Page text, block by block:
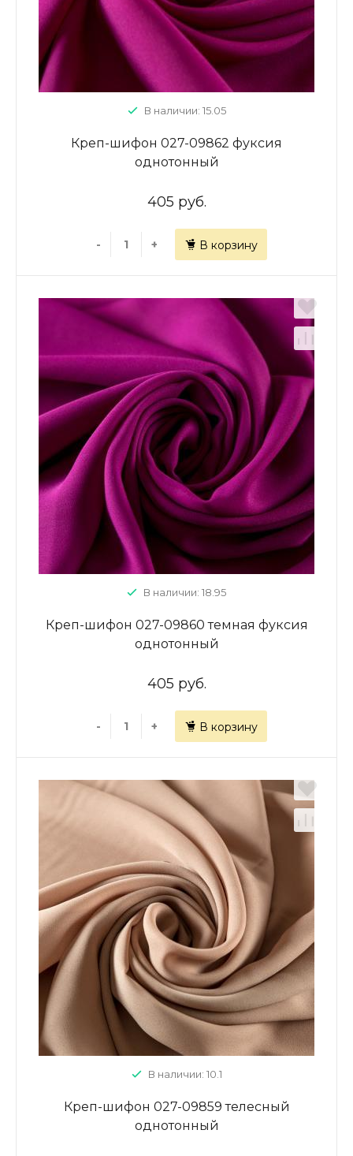
В наличии: 15.05
Креп-шифон 027-09862 фуксия
однотонный
405 руб.
- + В корзину
В наличии: 18.95
Креп-шифон 027-09860 темная фуксия
однотонный
405 руб.
- + В корзину
В наличии: 10.1
Креп-шифон 027-09859 телесный
однотонный